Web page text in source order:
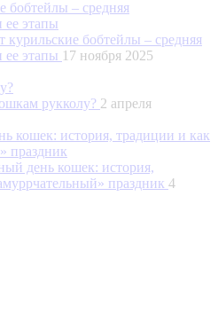
курильские бобтейлы – средняя
ее этапы 17 ноября 2025
рукколу? 2 апреля
день кошек: история,
праздник 4